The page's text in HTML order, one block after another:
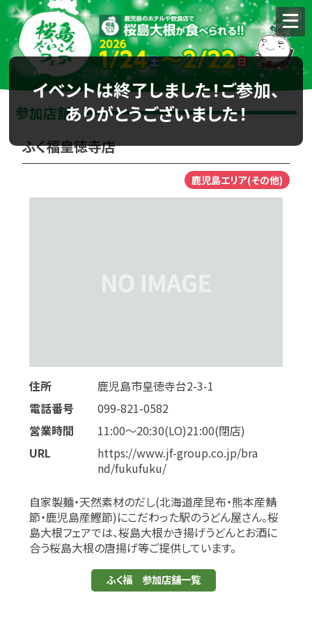
イベントは終了しました！ご参加、
ありがとうございました！
参加店舗
ふく福皇徳寺店
鹿児島エリア(その他)
住所
鹿児島市皇徳寺台2-3-1
電話番号
099-821-0582
営業時間
11:00～20:30(LO)21:00(閉店)
URL
https://www.jf-group.co.jp/bra
nd/fukufuku/
自家製麺・天然素材のだし(北海道産昆布・熊本産鯖
節・鹿児島産鰹節)にこだわった駅のうどん屋さん。桜
島大根フェアでは、桜島大根かき揚げうどんとお酒に
合う桜島大根の唐揚げ等ご提供しています。
ふく福 参加店舗一覧